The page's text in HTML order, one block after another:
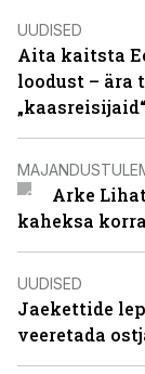
UUDISED
Aita kaitsta
loodust – ära
„kaasreisijaid“
Arke
kaheksa korra
UUDISED
Jaekettide
veeretada